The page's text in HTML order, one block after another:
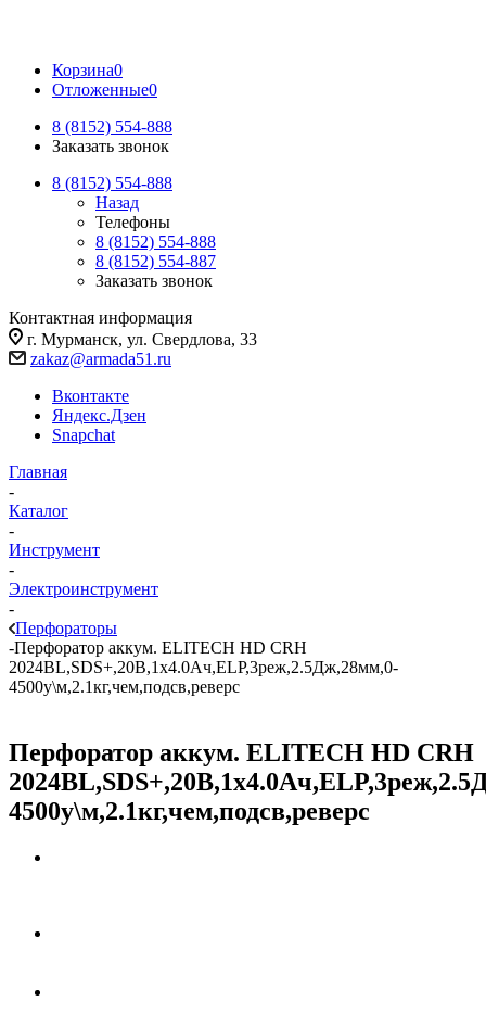
Корзина0
Отложенные0
8 (8152) 554-888
Заказать звонок
8 (8152) 554-888
Назад
Телефоны
8 (8152) 554-888
8 (8152) 554-887
Заказать звонок
Контактная информация
г. Мурманск, ул. Свердлова, 33
zakaz@armada51.ru
Вконтакте
Яндекс.Дзен
Snapchat
Главная
-
Каталог
-
Инструмент
-
Электроинструмент
-
Перфораторы
-Перфоратор аккум. ELITECH HD CRH
2024BL,SDS+,20В,1х4.0Ач,ELP,3реж,2.5Дж,28мм,0-
4500у\м,2.1кг,чем,подсв,реверс
Перфоратор аккум. ELITECH HD CRH
4500у\м,2.1кг,чем,подсв,реверс